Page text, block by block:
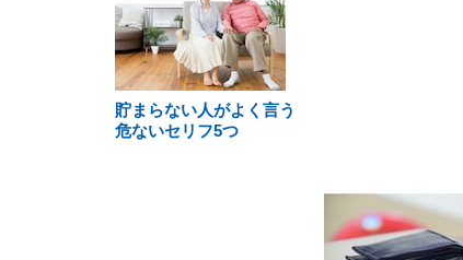
貯まらない人がよく言う
危ないセリフ5つ